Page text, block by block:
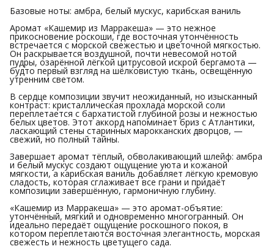
Базовые ноты: амбра, белый мускус, карибская ваниль
Аромат «Кашемир из Марракеша» — это нежное
прикосновение роскоши, где восточная утончённость
встречается с морской свежестью и цветочной мягкостью.
Он раскрывается воздушной, почти невесомой нотой
пудры, озарённой лёгкой цитрусовой искрой бергамота —
будто первый взгляд на шёлковистую ткань, освещённую
утренним светом.
В сердце композиции звучит неожиданный, но изысканный
контраст: кристаллическая прохлада морской соли
переплетается с бархатистой глубиной розы и нежностью
белых цветов. Этот аккорд напоминает бриз с Атлантики,
ласкающий стены старинных марокканских дворцов, —
свежий, но полный тайны.
Завершает аромат тёплый, обволакивающий шлейф: амбра
и белый мускус создают ощущение уюта и кожаной
мягкости, а карибская ваниль добавляет лёгкую кремовую
сладость, которая сглаживает все грани и придаёт
композиции завершённую, гармоничную глубину.
«Кашемир из Марракеша» — это аромат-объятие:
утончённый, мягкий и одновременно многогранный. Он
идеально передаёт ощущение роскошного покоя, в
котором переплетаются восточная элегантность, морская
свежесть и нежность цветущего сада.